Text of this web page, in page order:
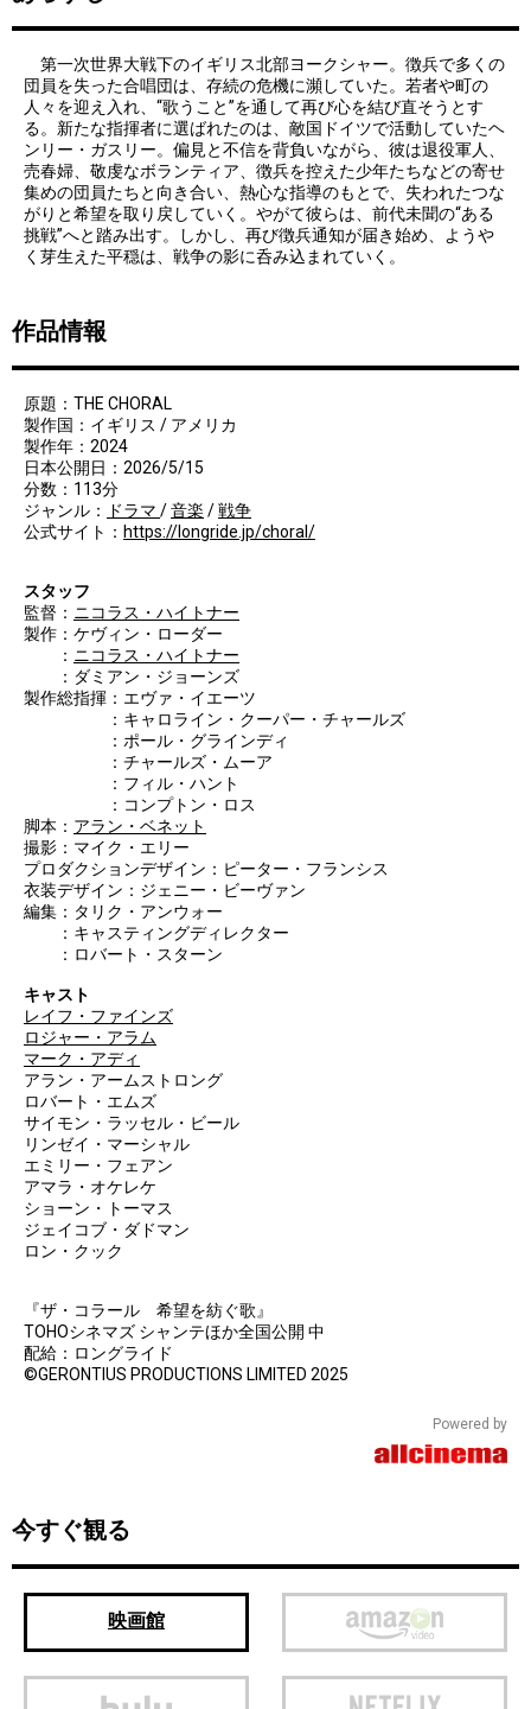
第一次世界大戦下のイギリス北部ヨークシャー。徴兵で多くの
団員を失った合唱団は、存続の危機に瀕していた。若者や町の
人々を迎え入れ、“歌うこと”を通して再び心を結び直そうとす
る。新たな指揮者に選ばれたのは、敵国ドイツで活動していたヘ
ンリー・ガスリー。偏見と不信を背負いながら、彼は退役軍人、
売春婦、敬虔なボランティア、徴兵を控えた少年たちなどの寄せ
集めの団員たちと向き合い、熱心な指導のもとで、失われたつな
がりと希望を取り戻していく。やがて彼らは、前代未聞の“ある
挑戦”へと踏み出す。しかし、再び徴兵通知が届き始め、ようや
く芽生えた平穏は、戦争の影に呑み込まれていく。
作品情報
原題：THE CHORAL
製作国：イギリス / アメリカ
製作年：2024
日本公開日：2026/5/15
分数：113分
ジャンル：
ドラマ /音楽 /戦争
公式サイト： https://longride.jp/choral/
スタッフ
監督： ニコラス・ハイトナー
製作：ケヴィン・ローダー
： ニコラス・ハイトナー
：ダミアン・ジョーンズ
製作総指揮：エヴァ・イエーツ
：キャロライン・クーパー・チャールズ
：ポール・グラインディ
：チャールズ・ムーア
：フィル・ハント
：コンプトン・ロス
脚本： アラン・ベネット
撮影：マイク・エリー
プロダクションデザイン：ピーター・フランシス
衣装デザイン：ジェニー・ビーヴァン
編集：タリク・アンウォー
：キャスティングディレクター
：ロバート・スターン
キャスト
レイフ・ファインズ
ロジャー・アラム
マーク・アディ
アラン・アームストロング
ロバート・エムズ
サイモン・ラッセル・ビール
リンゼイ・マーシャル
エミリー・フェアン
アマラ・オケレケ
ショーン・トーマス
ジェイコブ・ダドマン
ロン・クック
『ザ・コラール 希望を紡ぐ歌』
TOHOシネマズ シャンテほか全国公開 中
配給：ロングライド
©GERONTIUS PRODUCTIONS LIMITED 2025
Powered by
今すぐ観る
映画館